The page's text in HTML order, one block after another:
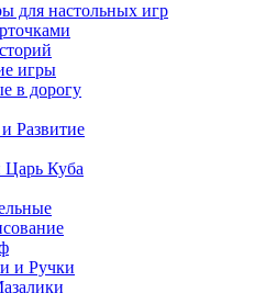
для настольных игр
игры
в дорогу
Развитие
Царь Куба
и Ручки